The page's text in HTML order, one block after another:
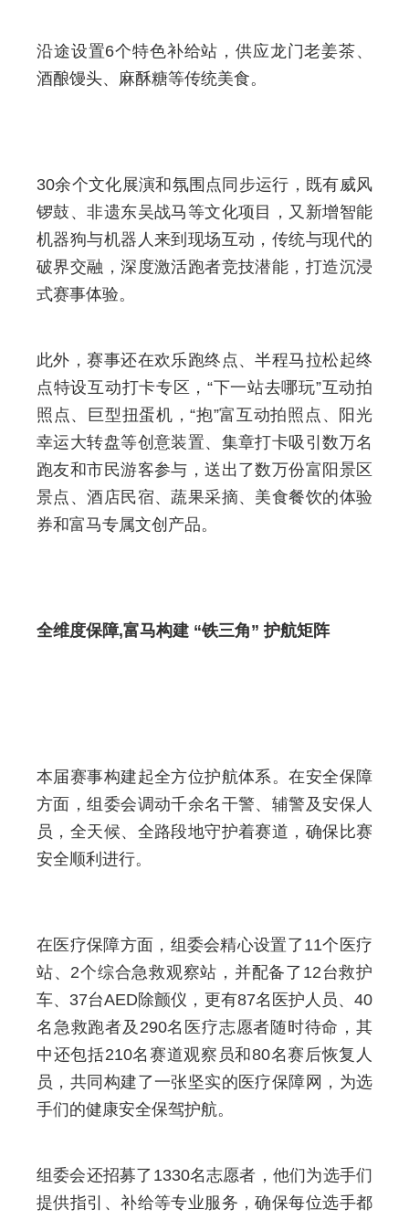
沿途设置6个特色补给站，供应龙门老姜茶、
酒酿馒头、麻酥糖等传统美食。
30余个文化展演和氛围点同步运行，既有威风
锣鼓、非遗东吴战马等文化项目，又新增智能
机器狗与机器人来到现场互动，传统与现代的
破界交融，深度激活跑者竞技潜能，打造沉浸
式赛事体验。
此外，赛事还在欢乐跑终点、半程马拉松起终
点特设互动打卡专区，“下一站去哪玩”互动拍
照点、巨型扭蛋机，“抱”富互动拍照点、阳光
幸运大转盘等创意装置、集章打卡吸引数万名
跑友和市民游客参与，送出了数万份富阳景区
景点、酒店民宿、蔬果采摘、美食餐饮的体验
券和富马专属文创产品。
全维度保障,富马构建 “铁三角” 护航矩阵
本届赛事构建起全方位护航体系。在安全保障
方面，组委会调动千余名干警、辅警及安保人
员，全天候、全路段地守护着赛道，确保比赛
安全顺利进行。
在医疗保障方面，组委会精心设置了11个医疗
站、2个综合急救观察站，并配备了12台救护
车、37台AED除颤仪，更有87名医护人员、40
名急救跑者及290名医疗志愿者随时待命，其
中还包括210名赛道观察员和80名赛后恢复人
员，共同构建了一张坚实的医疗保障网，为选
手们的健康安全保驾护航。
组委会还招募了1330名志愿者，他们为选手们
提供指引、补给等专业服务，确保每位选手都